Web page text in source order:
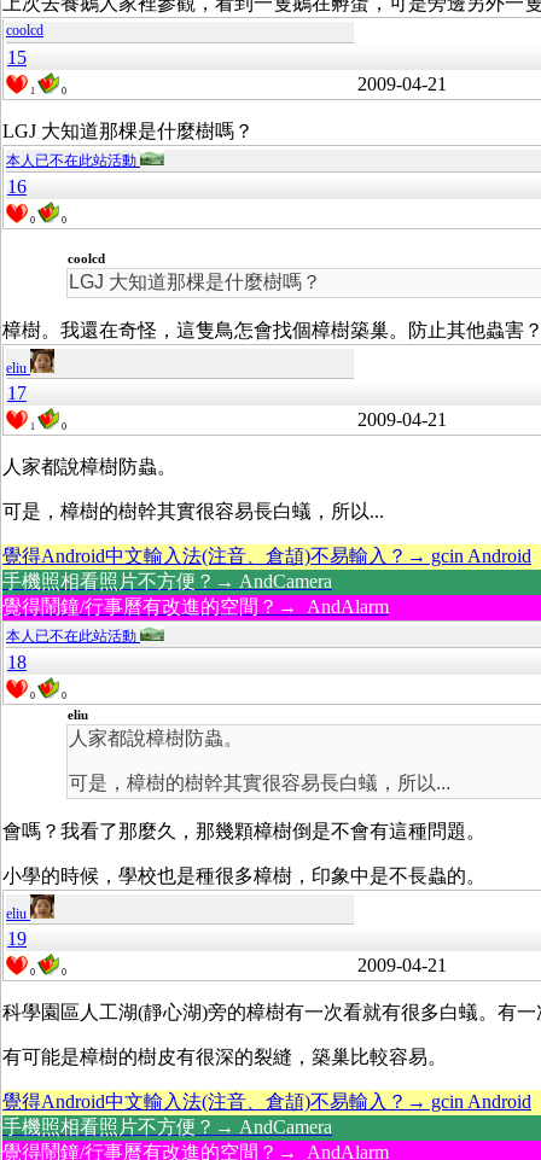
coolcd
15
1 0 2009-04-21
LGJ 大知道那棵是什麼樹嗎？
本人已不在此站活動
16
0 0
coolcd
LGJ 大知道那棵是什麼樹嗎？
樟樹。我還在奇怪，這隻鳥怎會找個樟樹築巢。防止其他蟲害
eliu
17
1 0 2009-04-21
人家都說樟樹防蟲。
可是，樟樹的樹幹其實很容易長白蟻，所以...
覺得Android中文輸入法(注音、倉頡)不易輸入？→ gcin Android
手機照相看照片不方便？→ AndCamera
覺得鬧鐘/行事曆有改進的空間？→ AndAlarm
本人已不在此站活動
18
0 0
eliu
人家都說樟樹防蟲。
可是，樟樹的樹幹其實很容易長白蟻，所以...
會嗎？我看了那麼久，那幾顆樟樹倒是不會有這種問題。
小學的時候，學校也是種很多樟樹，印象中是不長蟲的。
eliu
19
0 0 2009-04-21
科學園區人工湖(靜心湖)旁的樟樹有一次看就有很多白蟻。有
有可能是樟樹的樹皮有很深的裂縫，築巢比較容易。
覺得Android中文輸入法(注音、倉頡)不易輸入？→ gcin Android
手機照相看照片不方便？→ AndCamera
覺得鬧鐘/行事曆有改進的空間？→ AndAlarm